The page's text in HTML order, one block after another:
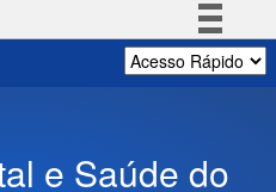
Simplifique!
Acesso à informação
e Saúde do